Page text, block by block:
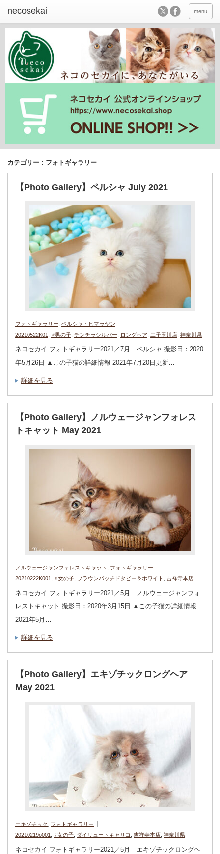
menu
カテゴリー：フォトギャラリー
【Photo Gallery】ペルシャ July 2021
フォトギャラリー ペルシャ・ヒマラヤン
20210522K01
♂男の子 チンチラシルバー ロングヘア 二子玉川店 神奈川県
ネコセカイ フォトギャラリー2021／7月 ペルシャ 撮影日：2020
年5月26日 ▲この子猫の詳細情報 2021年7月20日更新…
詳細を見る
【Photo Gallery】ノルウェージャンフォレス
トキャット May 2021
ノルウェージャンフォレストキャット
フォトギャラリー
20210222K001
♀女の子 ブラウンパッチドタビー＆ホワイト 吉祥寺本店
ネコセカイ フォトギャラリー2021／5月 ノルウェージャンフォ
レストキャット 撮影日：2020年3月15日 ▲この子猫の詳細情報
2021年5月…
詳細を見る
【Photo Gallery】エキゾチックロングヘア
May 2021
エキゾチック
フォトギャラリー
20210219o001
♀女の子 ダイリュートキャリコ 吉祥寺本店 神奈川県
ネコセカイ フォトギャラリー2021／5月 エキゾチックロングヘ